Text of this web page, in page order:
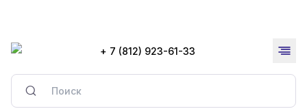
+ 7 (812) 923-61-33